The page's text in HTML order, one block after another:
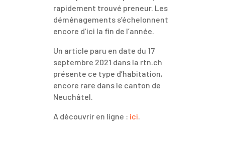
rapidement trouvé preneur. Les
déménagements s’échelonnent
encore d’ici la fin de l’année.
Un article paru en date du 17
septembre 2021 dans la rtn.ch
présente ce type d’habitation,
encore rare dans le canton de
Neuchâtel.
A découvrir en ligne : ici.